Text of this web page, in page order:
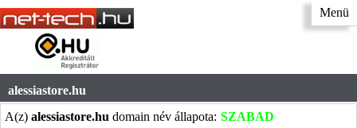
Menü
alessiastore.hu
A(z) alessiastore.hu domain név állapota: SZABAD